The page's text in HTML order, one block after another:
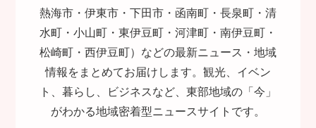
熱海市・伊東市・下田市・函南町・長泉町・清
水町・小山町・東伊豆町・河津町・南伊豆町・
松崎町・西伊豆町）などの最新ニュース・地域
情報をまとめてお届けします。観光、イベン
ト、暮らし、ビジネスなど、東部地域の「今」
がわかる地域密着型ニュースサイトです。